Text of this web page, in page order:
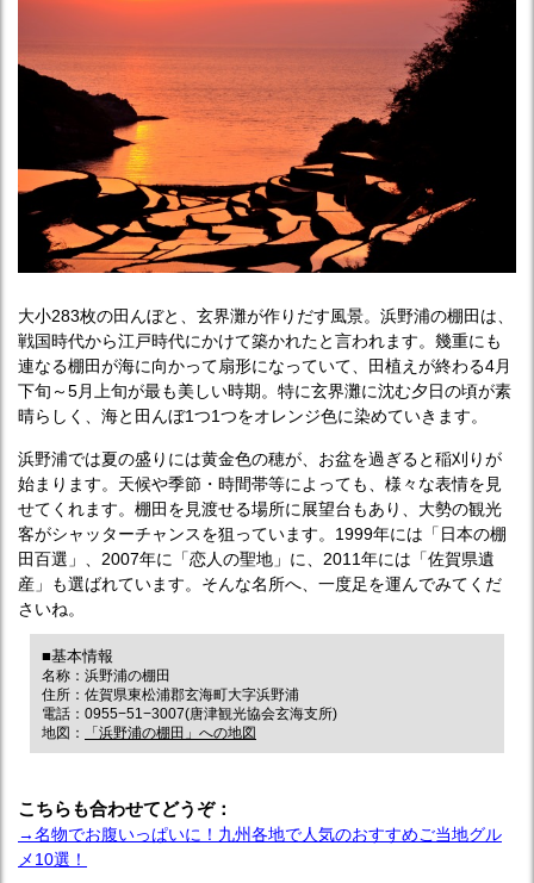
大小283枚の田んぼと、玄界灘が作りだす風景。浜野浦の棚田は、
戦国時代から江戸時代にかけて築かれたと言われます。幾重にも
連なる棚田が海に向かって扇形になっていて、田植えが終わる4月
下旬～5月上旬が最も美しい時期。特に玄界灘に沈む夕日の頃が素
晴らしく、海と田んぼ1つ1つをオレンジ色に染めていきます。
浜野浦では夏の盛りには黄金色の穂が、お盆を過ぎると稲刈りが
始まります。天候や季節・時間帯等によっても、様々な表情を見
せてくれます。棚田を見渡せる場所に展望台もあり、大勢の観光
客がシャッターチャンスを狙っています。1999年には「日本の棚
田百選」、2007年に「恋人の聖地」に、2011年には「佐賀県遺
産」も選ばれています。そんな名所へ、一度足を運んでみてくだ
さいね。
■基本情報
名称：浜野浦の棚田
住所：佐賀県東松浦郡玄海町大字浜野浦
電話：0955−51−3007(唐津観光協会玄海支所)
地図：
「浜野浦の棚田」への地図
こちらも合わせてどうぞ：
→名物でお腹いっぱいに！九州各地で人気のおすすめご当地グル
メ10選！